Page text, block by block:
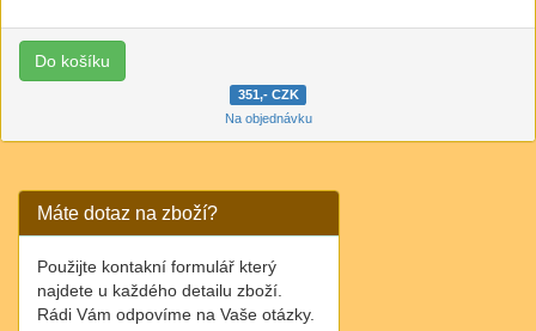
351,- CZK
Na objednávku
Máte dotaz na zboží?
Použijte kontakní formulář který
najdete u každého detailu zboží.
Rádi Vám odpovíme na Vaše otázky.